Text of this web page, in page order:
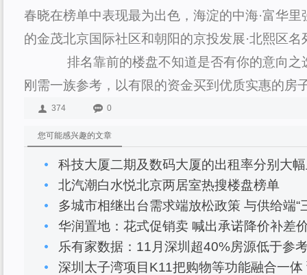
春晓在榜单中表现最为出色，海淀的中海·富华
的金茂北京国际社区和朝阳的京投发展·北熙区名
排名靠前的楼盘不知道是否有你的意向之
刚需一族参考，以有限的资金买到优质实惠的房
374 0
您可能感兴趣的文章
科技大厦二期及数码大厦的出租率分别大
北汽潮白水悦北京两居室热搜楼盘榜单
多城市相继出台需求端放松政策 与供给端“
华润置地：花式促销卖 喊出承诺降价补差
乐有家数据：11月深圳超40%房源低于参
深圳太子湾项目K11把购物等功能融合一